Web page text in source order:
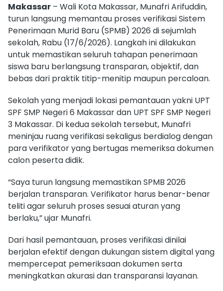
Makassar – Wali Kota Makassar, Munafri Arifuddin,
turun langsung memantau proses verifikasi Sistem
Penerimaan Murid Baru (SPMB) 2026 di sejumlah
sekolah, Rabu (17/6/2026). Langkah ini dilakukan
untuk memastikan seluruh tahapan penerimaan
siswa baru berlangsung transparan, objektif, dan
bebas dari praktik titip-menitip maupun percaloan.
Sekolah yang menjadi lokasi pemantauan yakni UPT
SPF SMP Negeri 6 Makassar dan UPT SPF SMP Negeri
3 Makassar. Di kedua sekolah tersebut, Munafri
meninjau ruang verifikasi sekaligus berdialog dengan
para verifikator yang bertugas memeriksa dokumen
calon peserta didik.
“Saya turun langsung memastikan SPMB 2026
berjalan transparan. Verifikator harus benar-benar
teliti agar seluruh proses sesuai aturan yang
berlaku,” ujar Munafri.
Dari hasil pemantauan, proses verifikasi dinilai
berjalan efektif dengan dukungan sistem digital yang
mempercepat pemeriksaan dokumen serta
meningkatkan akurasi dan transparansi layanan.